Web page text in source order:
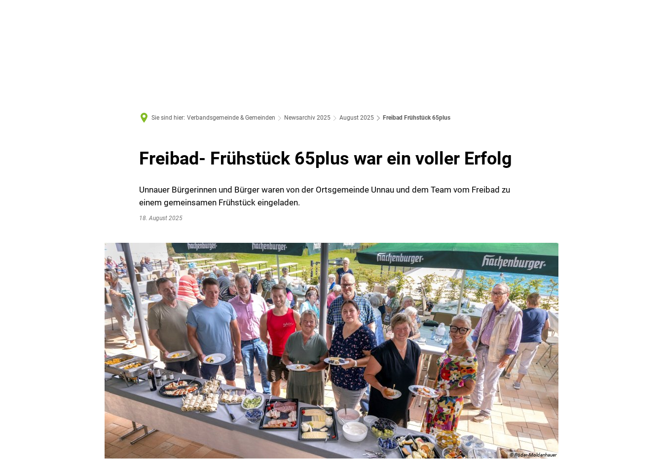
Sie sind hier: Verbandsgemeinde & Gemeinden Newsarchiv 2025 August 2025 Freibad Frühstück 65plus
Freibad- Frühstück 65plus war ein voller Erfolg
Unnauer Bürgerinnen und Bürger waren von der Ortsgemeinde Unnau und dem Team vom Freibad zu
einem gemeinsamen Frühstück eingeladen.
18. August 2025
© Röder-Moldenhauer